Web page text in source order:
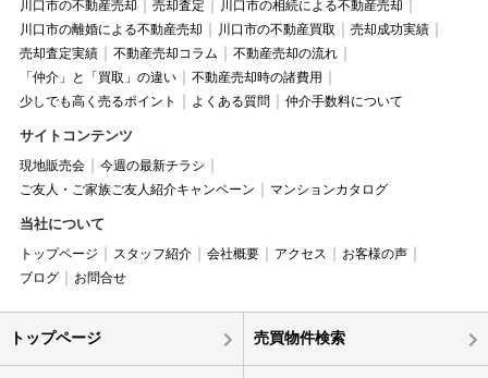
川口市の不動産売却 売却査定
川口市の相続による不動産売却
川口市の離婚による不動産売却
川口市の不動産買取
売却成功実績
売却査定実績
不動産売却コラム
不動産売却の流れ
「仲介」と「買取」の違い
不動産売却時の諸費用
少しでも高く売るポイント
よくある質問 仲介手数料について
サイトコンテンツ
現地販売会
今週の最新チラシ
ご友人・ご家族ご友人紹介キャンペーン
マンションカタログ
当社について
トップページ スタッフ紹介 会社概要 アクセス
お客様の声
ブログ
お問合せ
トップページ 売買物件検索